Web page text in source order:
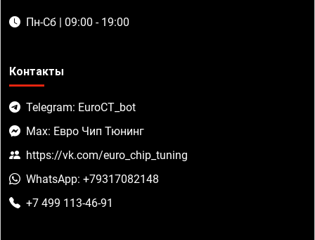
Пн-Сб | 09:00 - 19:00
Контакты
Telegram: EuroCT_bot
Max: Евро Чип Тюнинг
https://vk.com/euro_chip_tuning
WhatsApp: +79317082148
+7 499 113-46-91